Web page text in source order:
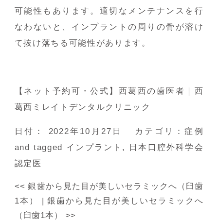
可能性もあります。適切なメンテナンスを行
なわないと、インプラントの周りの骨が溶け
て抜け落ちる可能性があります。
【ネット予約可・公式】西葛西の歯医者｜西
葛西ミレイトデンタルクリニック
日付： 2022年10月27日 カテゴリ：症例
and tagged インプラント ,
日本口腔外科学会
認定医
<< 銀歯から見た目が美しいセラミックへ（臼歯
1本）
|銀歯から見た目が美しいセラミックへ
（臼歯1本） >>